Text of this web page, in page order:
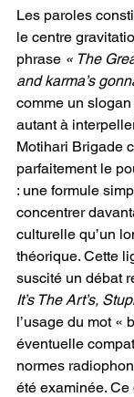
Les paroles
le centre
phrase « The
and karma’s
comme un
autant à
Motihari Brigade
parfaitement le
: une formule
concentrer
culturelle qu’un
théorique. Cette
suscité un débat
It’s The Art’s,
l’usage du mot «
éventuelle
normes
été examinée. Ce